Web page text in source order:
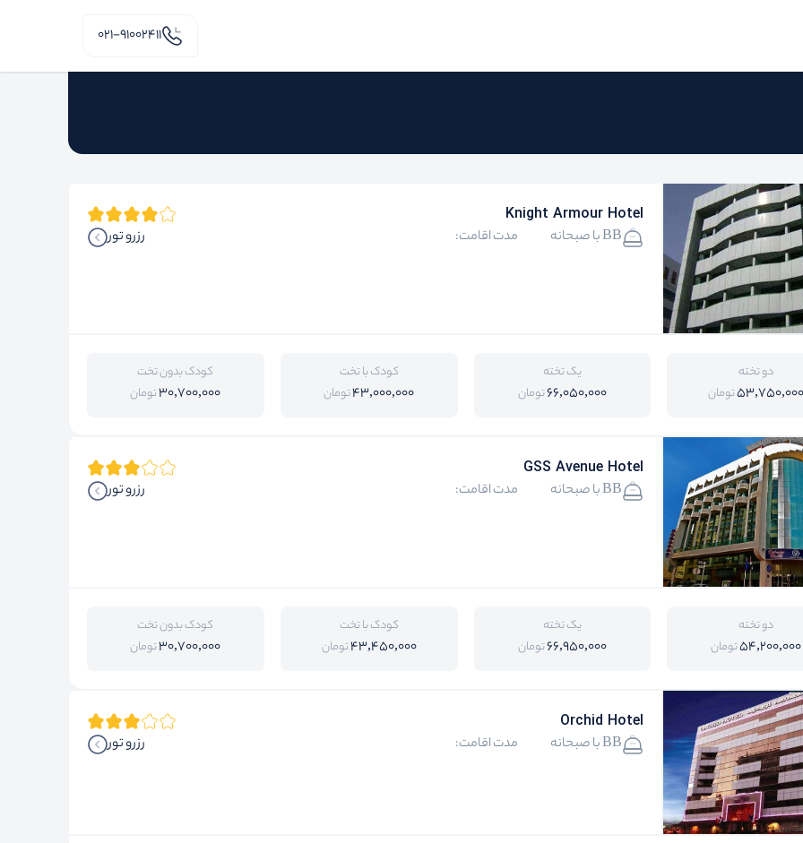
۰۲۱-91002411
Knight Armour Hotel
BB با صبحانه مدت اقامت: رزرو تور
دو تخته
53,750,000تومان
یک تخته
66,050,000تومان
کودک با تخت
43,000,000تومان
کودک بدون تخت
30,700,000تومان
GSS Avenue Hotel
BB با صبحانه مدت اقامت: رزرو تور
دو تخته
54,200,000تومان
یک تخته
66,950,000تومان
کودک با تخت
43,450,000تومان
کودک بدون تخت
30,700,000تومان
Orchid Hotel
BB با صبحانه مدت اقامت: رزرو تور